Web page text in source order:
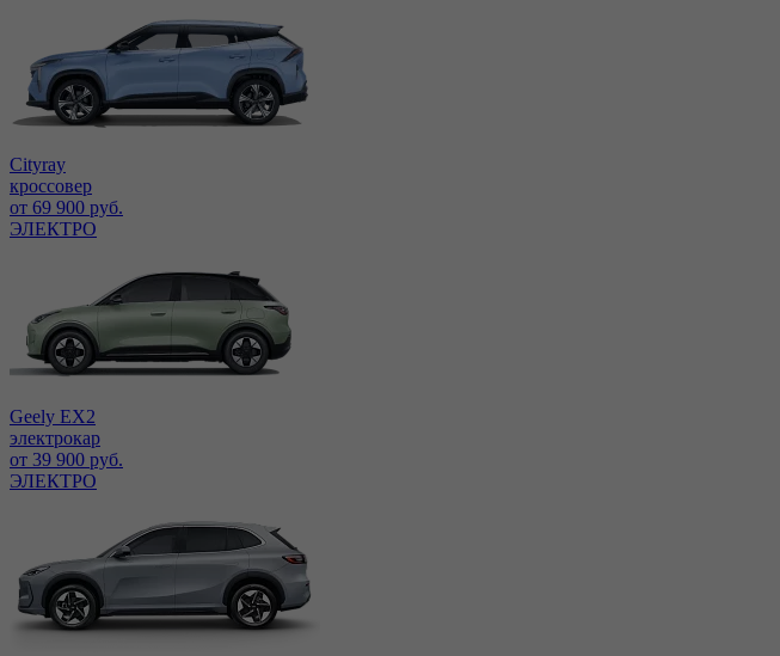
Cityray
кроссовер
от 69 900 руб.
ЭЛЕКТРО
Geely EX2
электрокар
от 39 900 руб.
ЭЛЕКТРО